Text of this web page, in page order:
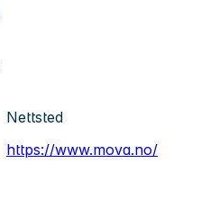
Nettsted
https://www.mova.no/